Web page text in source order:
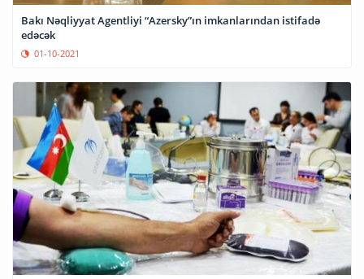
Bakı Nəqliyyat Agentliyi “Azersky”ın imkanlarından istifadə
edəcək
01-10-2021